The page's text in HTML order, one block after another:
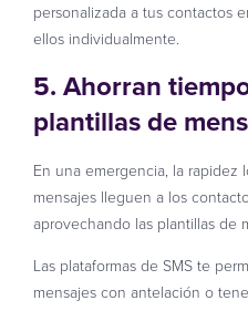
personalizada a tus contactos
ellos individualmente.
5. Ahorran
plantillas de
En una emergencia, la rapidez
mensajes lleguen a los
aprovechando las plantillas de
Las plataformas de SMS te
mensajes con antelación o